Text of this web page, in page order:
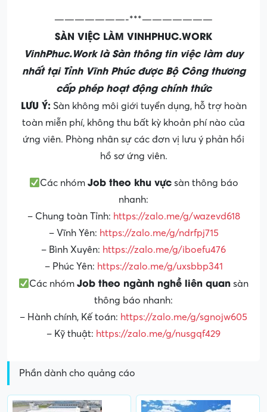
———————-***———————
SÀN VIỆC LÀM VINHPHUC.WORK
VinhPhuc.Work là Sàn thông tin việc làm duy
nhất tại Tỉnh Vĩnh Phúc được Bộ Công thương
cấp phép hoạt động chính thức
LƯU Ý: Sàn không môi giới tuyển dụng, hỗ trợ hoàn
toàn miễn phí, không thu bất kỳ khoản phí nào của
ứng viên. Phòng nhân sự các đơn vị lưu ý phản hồi
hồ sơ ứng viên.
Các nhóm Job theo khu vựcsàn thông báo
nhanh:
– Chung toàn Tỉnh: https://zalo.me/g/wazevd618
– Vĩnh Yên: https://zalo.me/g/ndrfpj715
– Bình Xuyên: https://zalo.me/g/iboefu476
– Phúc Yên: https://zalo.me/g/uxsbbp341
Các nhómJob theo ngành nghề liên quan sàn
thông báo nhanh:
– Hành chính, Kế toán: https://zalo.me/g/sgnojw605
– Kỹ thuật: https://zalo.me/g/nusgqf429
Phần dành cho quảng cáo